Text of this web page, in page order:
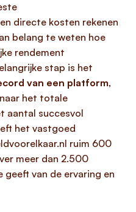
directe kosten rekenen
belang te weten hoe
rendement
stap is het
van een platform,
het totale
aantal succesvol
het vastgoed
ruim 600
meer dan 2.500
van de ervaring en